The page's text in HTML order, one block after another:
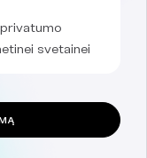
svetainei